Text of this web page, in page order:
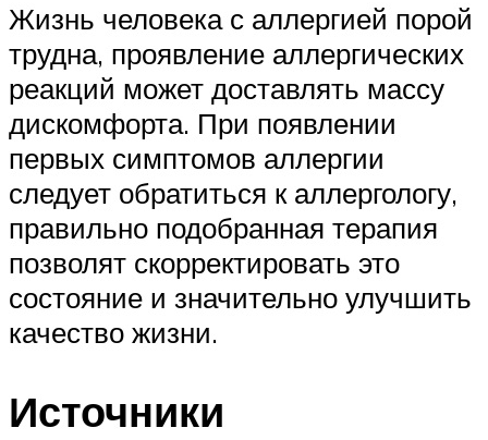
Жизнь человека с аллергией порой
трудна, проявление аллергических
реакций может доставлять массу
дискомфорта. При появлении
первых симптомов аллергии
следует обратиться к аллергологу,
правильно подобранная терапия
позволят скорректировать это
состояние и значительно улучшить
качество жизни.
Источники